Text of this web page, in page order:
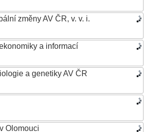
změny AV ČR, v. v. i.
a informací
a genetiky AV ČR
Olomouci